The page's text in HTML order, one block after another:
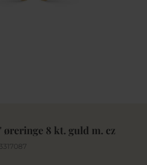
øreringe 8 kt. guld m. cz